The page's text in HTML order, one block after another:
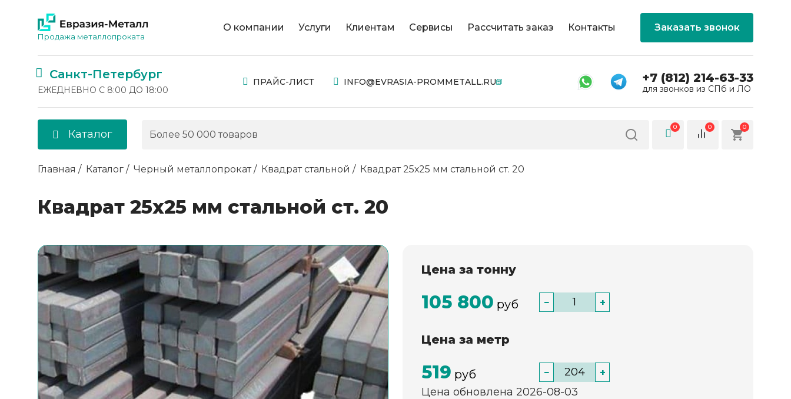
Продажа металлопроката
О компании Услуги Клиентам Сервисы Рассчитать заказ Контакты Заказать звонок
Санкт-Петербург
ЕЖЕДНЕВНО С 8:00 ДО 18:00
ПРАЙС-ЛИСТ INFO@EVRASIA-PROMMETALL.RU +7 (812) 214-63-33
для звонков из СПб и ЛО
Каталог
0 0 0
Главная Каталог Черный металлопрокат Квадрат стальной Квадрат 25х25 мм стальной ст. 20
Квадрат 25х25 мм стальной ст. 20
Цена за тонну
105 800 руб − +
Цена за метр
519 руб − +
Цена обновлена 2026-08-03